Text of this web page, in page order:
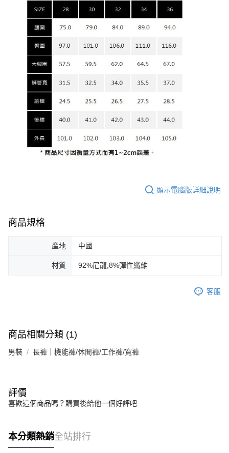
顯示電腦版詳細說明
商品規格
產地 中國
材質 92%尼龍,8%彈性纖維
客服
商品相關分類 (1)
男裝 長褲｜機能褲/休閒褲/工作褲/寬褲
評價
喜歡這個商品嗎？購買後給他一個好評吧
本分類熱銷全站排行